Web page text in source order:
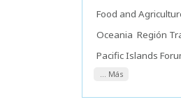
Food and
Oceania Región
Pacific Islands
... Más